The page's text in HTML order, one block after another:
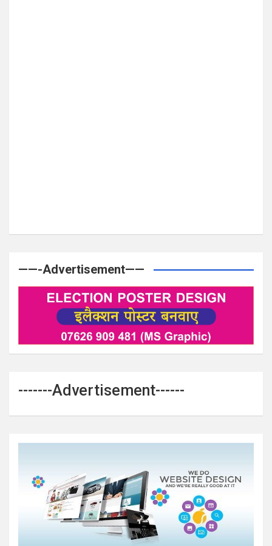
——-Advertisement——
-------Advertisement------